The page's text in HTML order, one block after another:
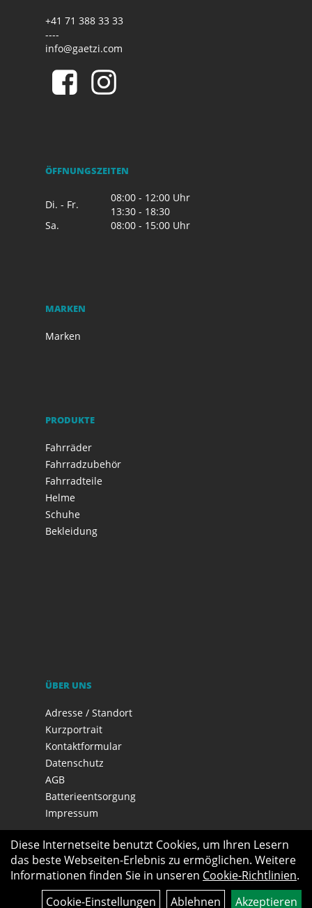
+41 71 388 33 33
----
info@gaetzi.com
ÖFFNUNGSZEITEN
Di. - Fr.
08:00 - 12:00 Uhr
13:30 - 18:30
Sa.
08:00 - 15:00 Uhr
MARKEN
Marken
PRODUKTE
Fahrräder
Fahrradzubehör
Fahrradteile
Helme
Schuhe
Bekleidung
ÜBER UNS
Adresse / Standort
Kurzportrait
Kontaktformular
Datenschutz
AGB
Batterieentsorgung
Impressum
Diese Internetseite benutzt Cookies, um Ihren Lesern
das beste Webseiten-Erlebnis zu ermöglichen. Weitere
Informationen finden Sie in unseren Cookie-Richtlinien.
Cookie-Einstellungen
Ablehnen Akzeptieren